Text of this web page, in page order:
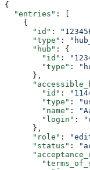
{
  "entries"
: [
    {
      "id"
:
      "type"
:
      "hub"
: {
        "id"
:
        "type"
:
      },
        "id"
:
        "type"
:
        "name"
:
        "login"
:
      },
      "role"
:
      "status"
: